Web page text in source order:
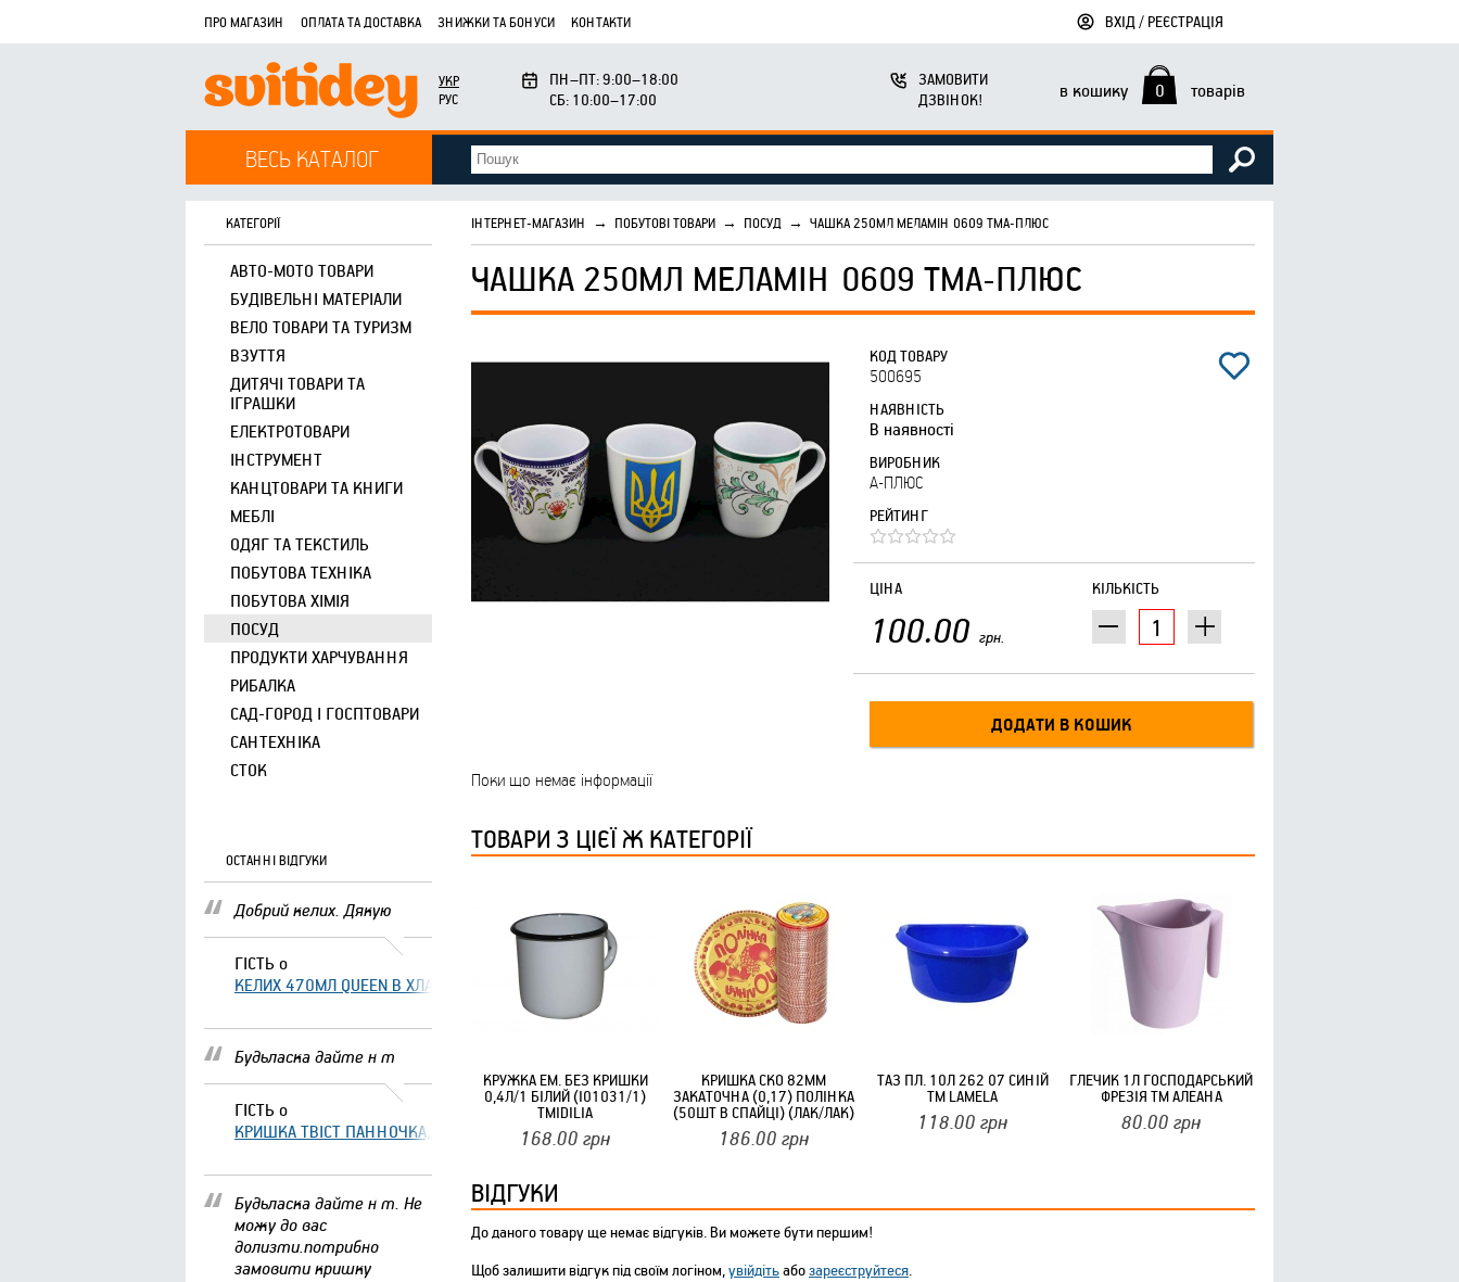
ПРО МАГАЗИН ОПЛАТА ТА ДОСТАВКА ЗНИЖКИ ТА БОНУСИ КОНТАКТИ ВХІД / РЕЄСТРАЦІЯ
УКР
РУС
ПН–ПТ: 9:00–18:00
СБ: 10:00–17:00
ЗАМОВИТИ
ДЗВІНОК!
в кошику 0 товарів
ВЕСЬ КАТАЛОГ
КАТЕГОРІЇ
АВТО-МОТО ТОВАРИ
БУДІВЕЛЬНІ МАТЕРІАЛИ
ВЕЛО ТОВАРИ ТА ТУРИЗМ
ВЗУТТЯ
ДИТЯЧІ ТОВАРИ ТА
ІГРАШКИ
ЕЛЕКТРОТОВАРИ
ІНСТРУМЕНТ
КАНЦТОВАРИ ТА КНИГИ
МЕБЛІ
ОДЯГ ТА ТЕКСТИЛЬ
ПОБУТОВА ТЕХНІКА
ПОБУТОВА ХІМІЯ
ПОСУД
ПРОДУКТИ ХАРЧУВАННЯ
РИБАЛКА
САД-ГОРОД І ГОСПТОВАРИ
САНТЕХНІКА
СТОК
ОСТАННІ ВІДГУКИ
Добрий келих. Дякую
ГІСТЬ о
КЕЛИХ 470МЛ QUEEN В ХЛАМІНГО ТМ FARGLASS
Будьласка дайте н т
ГІСТЬ о
КРИШКА ТВІСТ ПАННОЧКА, ЩО ЗАКРУЧУЄТЬСЯ КОТИКИ (20ШТ/УП) ОФФ 82 ПАННОЧКА
Будьласка дайте н т. Не
можу до вас
долизти.потрибно
замовити кришку
ІНТЕРНЕТ-МАГАЗИН → ПОБУТОВІ ТОВАРИ → ПОСУД → ЧАШКА 250МЛ МЕЛАМІН 0609 ТМА-ПЛЮС
ЧАШКА 250МЛ МЕЛАМІН 0609 ТМА-ПЛЮС
КОД ТОВАРУ
500695
НАЯВНІСТЬ
В наявності
ВИРОБНИК
А-ПЛЮС
РЕЙТИНГ
КІЛЬКІСТЬ
ЦІНА
100.00 грн.
Поки що немає інформації
ТОВАРИ З ЦІЄЇ Ж КАТЕГОРІЇ
КРУЖКА ЕМ. БЕЗ КРИШКИ
0,4Л/1 БІЛИЙ (I01031/1)
ТМIDILIA
168.00 грн
КРИШКА СКО 82ММ
ЗАКАТОЧНА (0,17) ПОЛІНКА
(50ШТ В СПАЙЦІ) (ЛАК/ЛАК)
ТМ ПОЛІНКА
186.00 грн
ТАЗ ПЛ. 10Л 262 07 СИНІЙ
ТМ LAMELA
118.00 грн
ГЛЕЧИК 1Л ГОСПОДАРСЬКИЙ
ФРЕЗІЯ ТМ АЛЕАНА
80.00 грн
ВІДГУКИ
До даного товару ще немає відгуків. Ви можете бути першим!
Щоб залишити відгук під своїм логіном,увійдітьабозареєструйтеся.